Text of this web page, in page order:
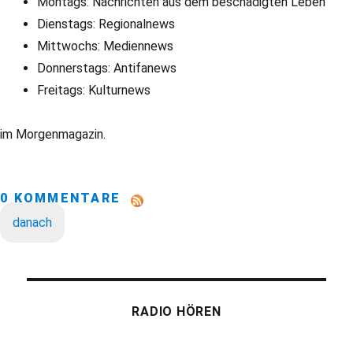
Dienstags: Regionalnews
Mittwochs: Mediennews
Donnerstags: Antifanews
Freitags: Kulturnews
im Morgenmagazin.
0 KOMMENTARE
danach
RADIO HÖREN